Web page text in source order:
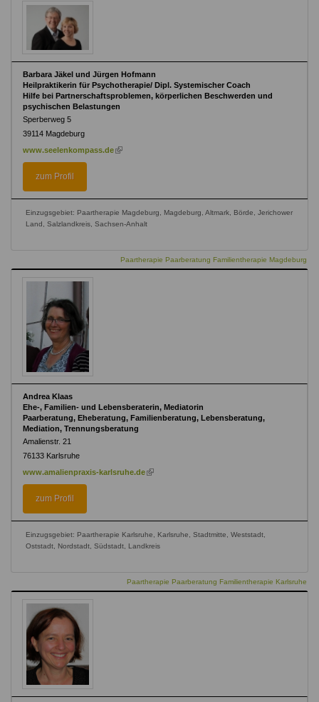
Barbara Jäkel und Jürgen Hofmann
Heilpraktikerin für Psychotherapie/ Dipl. Systemischer Coach
Hilfe bei Partnerschaftsproblemen, körperlichen Beschwerden und
psychischen Belastungen
Sperberweg 5
39114 Magdeburg
www.seelenkompass.de (link
zum Profil
Einzugsgebiet: Paartherapie Magdeburg, Magdeburg, Altmark, Börde, Jerichower
Land, Salzlandkreis, Sachsen-Anhalt
Paartherapie Paarberatung Familientherapie Magdeburg
Andrea Klaas
Ehe-, Familien- und Lebensberaterin, Mediatorin
Paarberatung, Eheberatung, Familienberatung, Lebensberatung,
Mediation, Trennungsberatung
Amalienstr. 21
76133 Karlsruhe
www.amalienpraxis-karlsruhe.de (link
zum Profil
Einzugsgebiet: Paartherapie Karlsruhe, Karlsruhe, Stadtmitte, Weststadt,
Oststadt, Nordstadt, Südstadt, Landkreis
Paartherapie Paarberatung Familientherapie Karlsruhe